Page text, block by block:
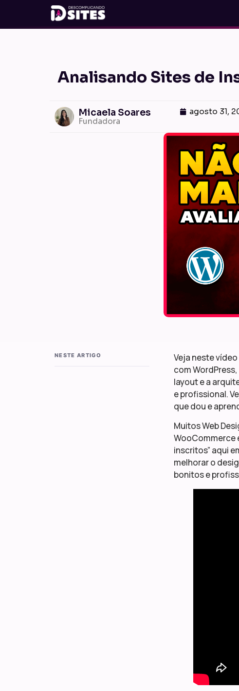
Analisando Sites de
Micaela Soares
Fundadora
agosto 31,
NESTE ARTIGO
Veja neste
com
layout e a
e profissional.
que dou e
Muitos Web
WooCommerce
inscritos” aqui
melhorar o
bonitos e